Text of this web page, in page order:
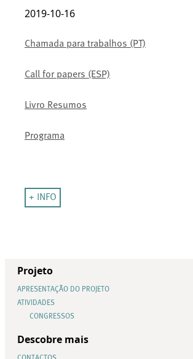
2019-10-16
Chamada para trabalhos (PT)
Call for papers (ESP)
Livro Resumos
Programa
+ INFO
Projeto
APRESENTAÇÃO DO PROJETO
ATIVIDADES
CONGRESSOS
Descobre mais